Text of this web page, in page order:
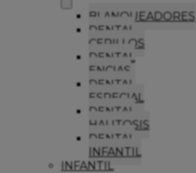
BLANQUEADORES
DENTAL
CEPILLOS
DENTAL
ENCIAS
DENTAL
ESPECIAL
DENTAL
HALITOSIS
DENTAL
INFANTIL
INFANTIL